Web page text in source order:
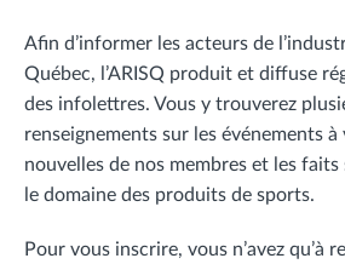
Afin d’informer les acteurs de
Québec, l’ARISQ produit et diffuse
des infolettres. Vous y trouverez
renseignements sur les événements à
nouvelles de nos membres et les faits
le domaine des produits de sports.
Pour vous inscrire, vous n’avez qu’à